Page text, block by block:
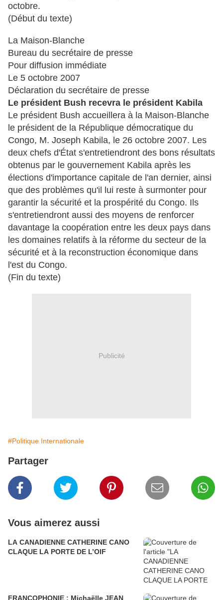
octobre.
(Début du texte)
La Maison-Blanche
Bureau du secrétaire de presse
Pour diffusion immédiate
Le 5 octobre 2007
Déclaration du secrétaire de presse
Le président Bush recevra le président Kabila
Le président Bush accueillera à la Maison-Blanche
le président de la République démocratique du
Congo, M. Joseph Kabila, le 26 octobre 2007. Les
deux chefs d'État s'entretiendront des bons résultats
obtenus par le gouvernement Kabila après les
élections d'importance capitale de l'an dernier, ainsi
que des problèmes qu'il lui reste à surmonter pour
garantir la sécurité et la prospérité du Congo. Ils
s'entretiendront aussi des moyens de renforcer
davantage la coopération entre les deux pays dans
les domaines relatifs à la réforme du secteur de la
sécurité et à la reconstruction économique dans
l'est du Congo.
(Fin du texte)
Publicité
#Politique Internationale
Partager
Vous aimerez aussi
LA CANADIENNE CATHERINE CANO
CLAQUE LA PORTE DE L’OIF
FRANCOPHONIE : Michaëlle JEAN